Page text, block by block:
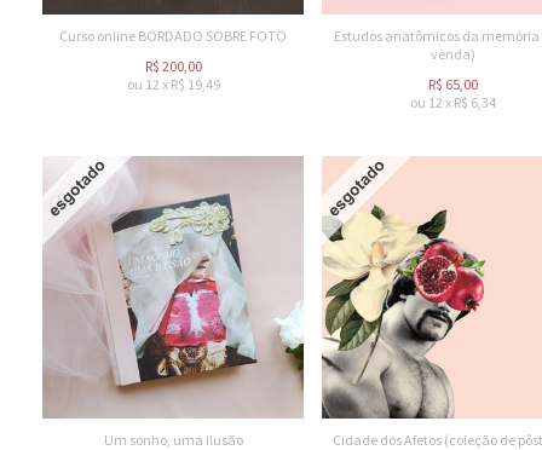
Curso online BORDADO SOBRE FOTO
R$ 200,00
ou 12 x R$ 19,49
Estudos anatômicos da memória
venda)
R$ 65,00
ou 12 x R$ 6,34
Um sonho, uma ilusão
Cidade dos Afetos (coleção de